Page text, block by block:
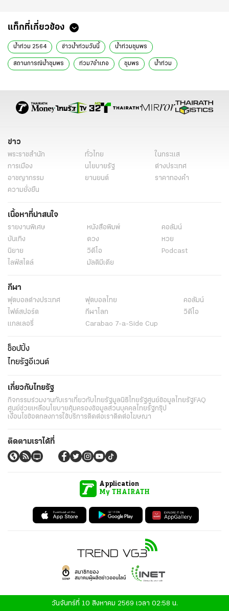
แท็กที่เกี่ยวข้อง
น้ำท่วม 2564 ข่าวน้ำท่วมวันนี้ น้ำท่วมชุมพร
สถานการณ์น้ำชุมพร ท่วม7อำเภอ ชุมพร น้ำท่วม
ข่าว
พระราชสำนัก ทั่วไทย
ในกระแส
การเมือง
นโยบายรัฐ
ต่างประเทศ
อาชญากรรม
ยานยนต์
ราคาทองคำ
ความยั่งยืน
เนื้อหาที่น่าสนใจ
รายงานพิเศษ หนังสือพิมพ์
คอลัมน์
บันเทิง
ดวง
หวย
นิยาย
วิดีโอ
Podcast
ไลฟ์สไตล์
มัลติมีเดีย
กีฬา
ฟุตบอลต่่างประเทศ ฟุตบอลไทย
คอลัมน์
ไฟต์สปอร์ต
กีฬาโลก
วิดีโอ
แกลเลอรี่
Carabao 7-a-Side Cup
ช็อปปิ้ง
ไทยรัฐอีเวนต์
เกี่ยวกับไทยรัฐ
กิจกรรมร่วมงานกับเราเกี่ยวกับไทยรัฐมูลนิธิไทยรัฐศูนย์ข้อมูลไทยรัฐFAQ
ศูนย์ช่วยเหลือนโยบายคุ้มครองข้อมูลส่วนบุคคลไทยรัฐกรุ๊ป
เงื่อนไขข้อตกลงการใช้บริการติดต่อเราติดต่อโฆษณา
ติดตามเราได้ที่
Application
My THAIRATH
วันจันทร์ที่ 10 สิงหาคม 2569 เวลา 02:58 น.